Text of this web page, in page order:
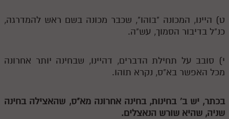
ספרים להורדה
מנוע חיפוש בספרים
תלמוד עשר הספירות בעיון
תלמוד עשר הספירות חלק א
תע"ס חלק ב' עיון
תע"ס חלק ג' עיון
ט) היינו, המכונה "בוהו", שכבר מכונה בשם ראש להמדרגה,
כנ"ל בדיבור הסמוך, עש"ה.
י) סובב על תחילת הדברים, דהיינו, שבחינה יותר אחרונה
מכל האפשר בא"ס, נקרא תוהו.
בכתר, יש ב' בחינות, בחינה אחרונה מא"ס, שהאצילה בחינה
שניה, שהיא שורש הנאצלים.